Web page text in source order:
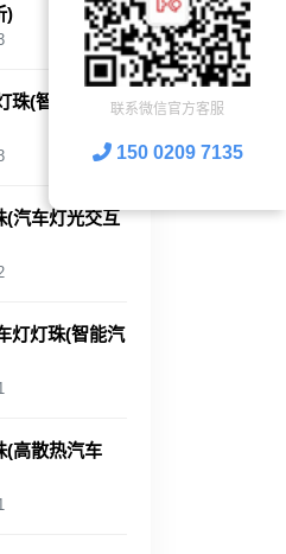
)
珠(智能汽车氛
(汽车灯光交互
灯灯珠(智能汽
(高散热汽车
联系微信官方客服
150 0209 7135